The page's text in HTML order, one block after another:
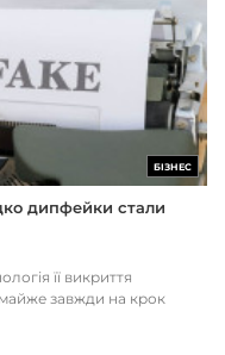
БІЗНЕС
дипфейки стали
її викриття
завжди на крок